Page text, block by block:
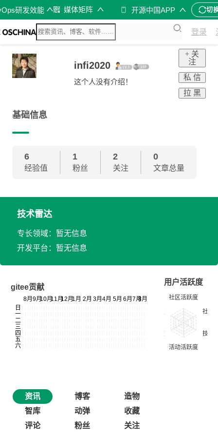
研发效能 媒体矩阵 开源中国APP 切
登录
infi2020
这个人没有介绍！
+ 关
注
私 信
拉 黑
基础信息
6
经验值
1
粉丝
2
关注
0
文章总量
技术雷达
专长领域：暂无信息
开发平台：暂无信息
gitee贡献
用户活跃度
资讯 博客
造物
智库
动弹
收藏
评论
粉丝 关注